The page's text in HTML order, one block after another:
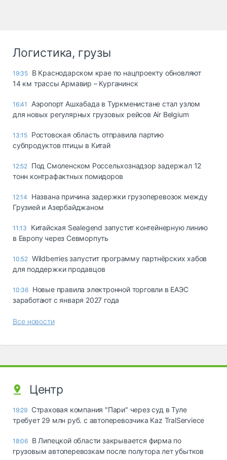
Логистика, грузы
19:35 В Краснодарском крае по нацпроекту обновляют
14 км трассы Армавир – Курганинск
16:41
Аэропорт Ашхабада в Туркменистане стал узлом
для новых регулярных грузовых рейсов Air Belgium
13:15 Ростовская область отправила партию
субпродуктов птицы в Китай
12:52 Под Смоленском Россельхознадзор задержал 12
тонн контрафактных помидоров
12:14
Названа причина задержки грузоперевозок между
Грузией и Азербайджаном
11:13
Китайская Sealegend запустит контейнерную линию
в Европу через Севморпуть
10:52 Wildberries запустит программу партнёрских хабов
для поддержки продавцов
10:36 Новые правила электронной торговли в ЕАЭС
заработают с января 2027 года
Все новости
Центр
19:29 Страховая компания "Пари" через суд в Туле
требует 29 млн руб. с автоперевозчика Kaz TralServiece
18:06 В Липецкой области закрывается фирма по
грузовым автоперевозкам после полутора лет убытков